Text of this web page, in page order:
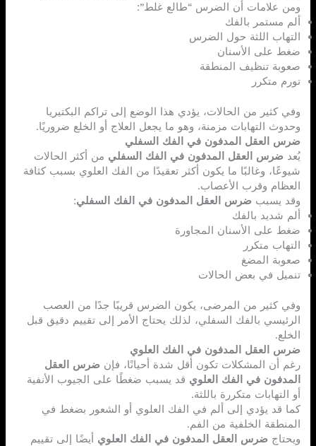
ومن علامات أن الضرس “طالع غلط”:
ألم مستمر بالفك
التهاب اللثة حول الضرس
ضغط على الأسنان
صعوبة تنظيف المنطقة
تورم متكرر
وفي كثير من الحالات، يؤدي هذا الوضع إلى تراكم البكتيريا
وحدوث التهابات مزمنة، وهو ما يجعل العلاج أو الخلع ضروريًا.
ضرس العقل المدفون في الفك السفلي
يُعد ضرس العقل المدفون في الفك السفلي من أكثر الحالات
شيوعًا، وغالبًا ما يكون أكثر تعقيدًا من الفك العلوي بسبب كثافة
العظام وقرب الأعصاب.
وقد يسبب ضرس العقل المدفون في الفك السفلي:
ألم شديد بالفك
ضغط على الأسنان المجاورة
التهاب متكرر
صعوبة المضغ
تنميل في بعض الحالات
وفي كثير من المرضى، يكون الضرس قريبًا جدًا من العصب
الرئيسي بالفك السفلي، لذلك يحتاج الأمر إلى تقييم دقيق قبل
الخلع.
ضرس العقل المدفون في الفك العلوي
رغم أن المشكلات تكون أقل شدة أحيانًا، فإن ضرس العقل
المدفون في الفك العلوي قد يسبب ضغطًا على الجيوب الأنفية
أو التهابات متكررة باللثة.
كما قد يؤدي إلى ألم في الفك العلوي أو الشعور بضغط في
المنطقة الخلفية من الفم.
ويحتاج ضرس العقل المدفون في الفك العلوي أيضًا إلى تقييم